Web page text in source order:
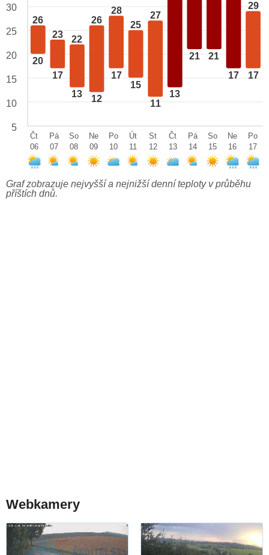
26
20
23
17
22
13
26
12
28
17
25
15
27
11
13
21 21
17
29
17
30
25
20
15
10
5
Čt
06
Pá
07
So
08
Ne
09
Po
10
Út
11
St
12
Čt
13
Pá
14
So
15
Ne
16
Po
17
Graf zobrazuje nejvyšší a nejnižší denní teploty v průběhu
příštích dnů.
Webkamery